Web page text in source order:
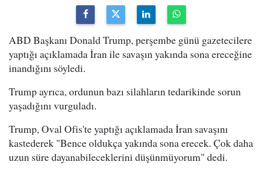
ABD Başkanı Donald Trump, perşembe günü gazetecilere
yaptığı açıklamada İran ile savaşın yakında sona ereceğine
inandığını söyledi.
Trump ayrıca, ordunun bazı silahların tedarikinde sorun
yaşadığını vurguladı.
Trump, Oval Ofis'te yaptığı açıklamada İran savaşını
kastederek "Bence oldukça yakında sona erecek. Çok daha
uzun süre dayanabileceklerini düşünmüyorum" dedi.